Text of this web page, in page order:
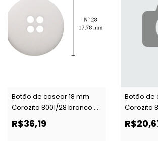
Botão de casear 18 mm
Corozita 8001/28 branco c/
144 un
R$36,19
Botão de
Corozita
144 un